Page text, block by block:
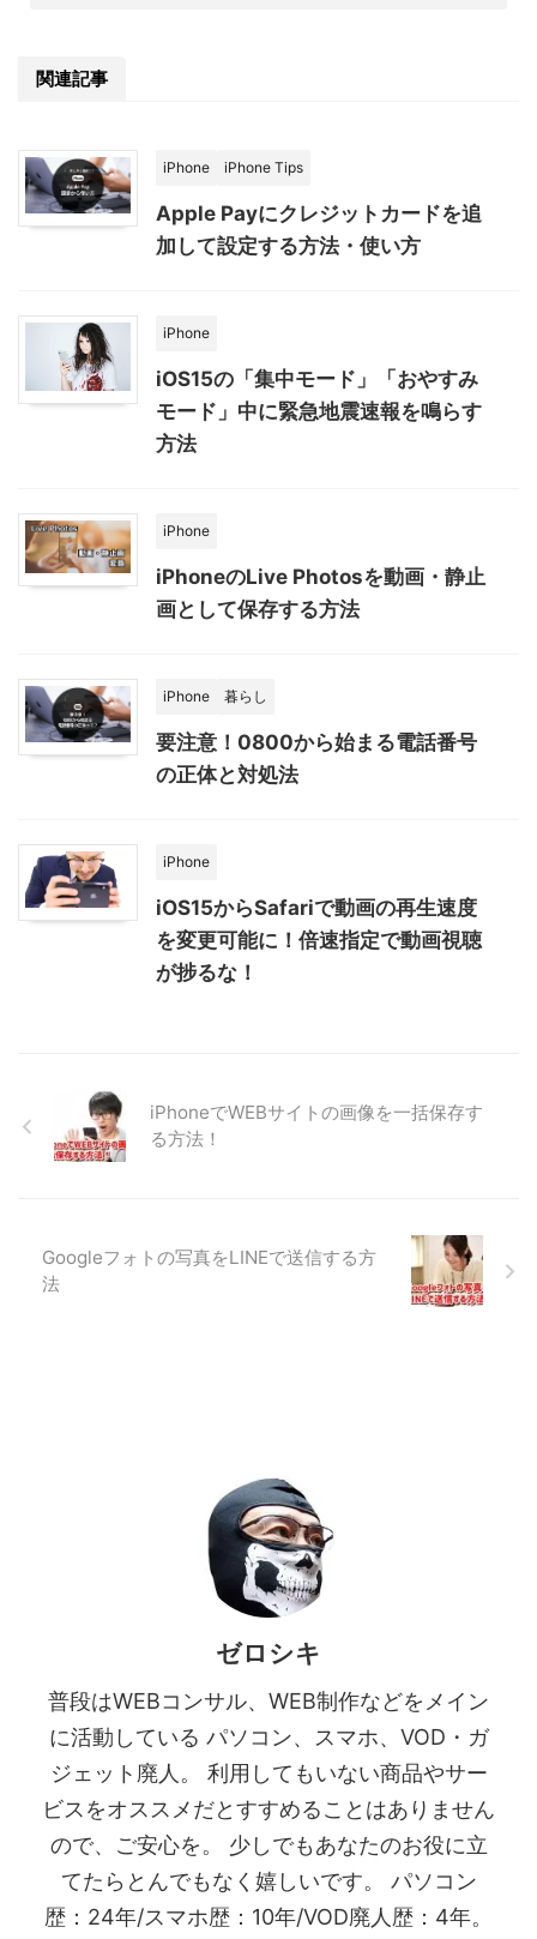
関連記事
iPhone iPhone Tips
Apple Payにクレジットカードを追
加して設定する方法・使い方
iPhone
iOS15の「集中モード」「おやすみ
モード」中に緊急地震速報を鳴らす
方法
iPhone
iPhoneのLive Photosを動画・静止
画として保存する方法
iPhone 暮らし
要注意！0800から始まる電話番号
の正体と対処法
iPhone
iOS15からSafariで動画の再生速度
を変更可能に！倍速指定で動画視聴
が捗るな！
iPhoneでWEBサイトの画像を一括保存す
る方法！
Googleフォトの写真をLINEで送信する方
法
ゼロシキ
普段はWEBコンサル、WEB制作などをメイン
に活動している パソコン、スマホ、VOD・ガ
ジェット廃人。 利用してもいない商品やサー
ビスをオススメだとすすめることはありません
ので、ご安心を。 少しでもあなたのお役に立
てたらとんでもなく嬉しいです。 パソコン
歴：24年/スマホ歴：10年/VOD廃人歴：4年。